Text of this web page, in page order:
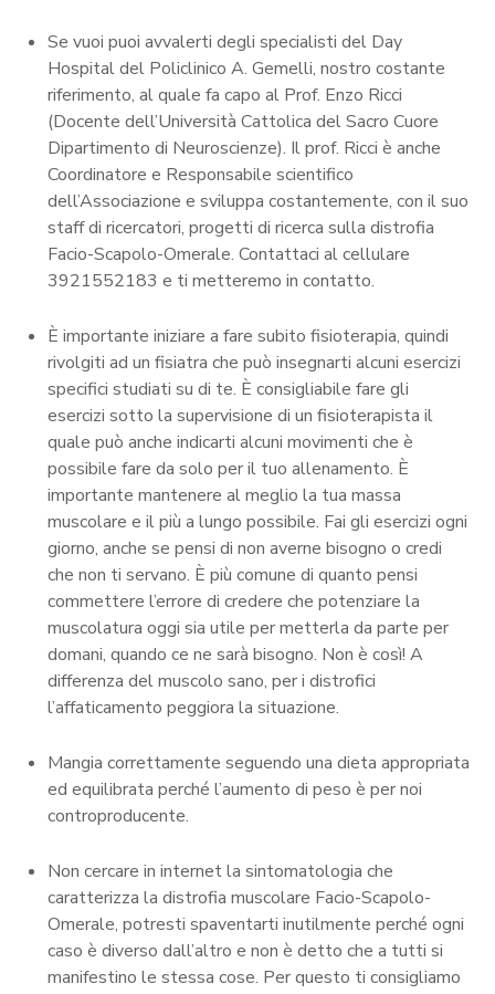
Se vuoi puoi avvalerti degli specialisti del Day
Hospital del Policlinico A. Gemelli, nostro costante
riferimento, al quale fa capo al Prof. Enzo Ricci
(Docente dell’Università Cattolica del Sacro Cuore
Dipartimento di Neuroscienze). Il prof. Ricci è anche
Coordinatore e Responsabile scientifico
dell’Associazione e sviluppa costantemente, con il suo
staff di ricercatori, progetti di ricerca sulla distrofia
Facio-Scapolo-Omerale. Contattaci al cellulare
3921552183 e ti metteremo in contatto.
È importante iniziare a fare subito fisioterapia, quindi
rivolgiti ad un fisiatra che può insegnarti alcuni esercizi
specifici studiati su di te. È consigliabile fare gli
esercizi sotto la supervisione di un fisioterapista il
quale può anche indicarti alcuni movimenti che è
possibile fare da solo per il tuo allenamento. È
importante mantenere al meglio la tua massa
muscolare e il più a lungo possibile. Fai gli esercizi ogni
giorno, anche se pensi di non averne bisogno o credi
che non ti servano. È più comune di quanto pensi
commettere l’errore di credere che potenziare la
muscolatura oggi sia utile per metterla da parte per
domani, quando ce ne sarà bisogno. Non è così! A
differenza del muscolo sano, per i distrofici
l’affaticamento peggiora la situazione.
Mangia correttamente seguendo una dieta appropriata
ed equilibrata perché l’aumento di peso è per noi
controproducente.
Non cercare in internet la sintomatologia che
caratterizza la distrofia muscolare Facio-Scapolo-
Omerale, potresti spaventarti inutilmente perché ogni
caso è diverso dall’altro e non è detto che a tutti si
manifestino le stessa cose. Per questo ti consigliamo